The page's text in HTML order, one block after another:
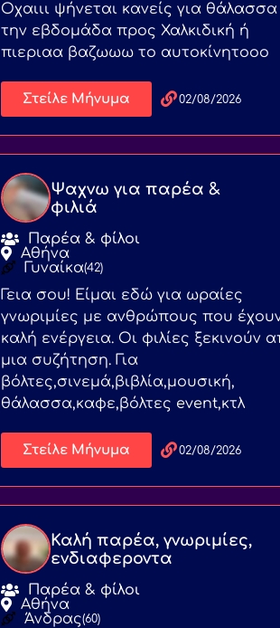
Οχαιιι ψήνεται κανείς για
την εβδομάδα προς Χαλκιδική ή
πιεριαα βαζωωω το αυτοκίνητοοο
Στείλε Μήνυμα 02/08/2026
Ψαχνω για παρέα &
φιλιά
Παρέα & φίλοι
Αθήνα
Γυναίκα(42)
Γεια σου! Είμαι εδώ για ωραίες
γνωριμίες με ανθρώπους που
καλή ενέργεια. Οι φιλίες ξεκινούν
μια συζήτηση. Για
βόλτες,σινεμά,βιβλία,μουσική,
θάλασσα,καφε,βόλτες event,κτλ
Στείλε Μήνυμα 02/08/2026
Καλή παρέα, γνωριμίες,
ενδιαφεροντα
Παρέα & φίλοι
Αθήνα
Άνδρας(60)